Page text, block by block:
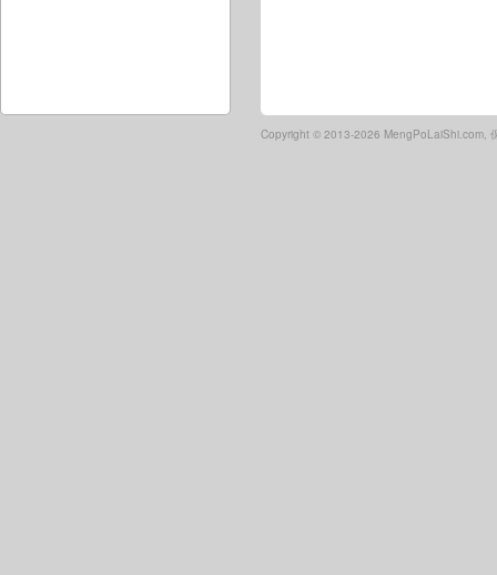
Copyright © 2013-2026 MengPoLaiShi.com,